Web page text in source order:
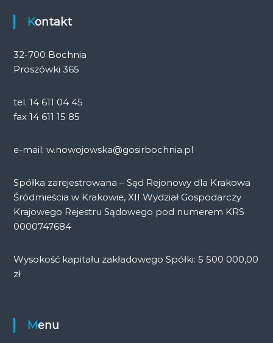
Kontakt
32-700 Bochnia
Proszówki 365
tel. 14 611 04 45
fax 14 611 15 85
e-mail: w.nowojowska@gosirbochnia.pl
Spółka zarejestrowana – Sąd Rejonowy dla Krakowa
Śródmieścia w Krakowie, XII Wydział Gospodarczy
Krajowego Rejestru Sądowego pod numerem KRS
0000747684
Wysokość kapitału zakładowego Spółki: 5 500 000,00
zł
Menu